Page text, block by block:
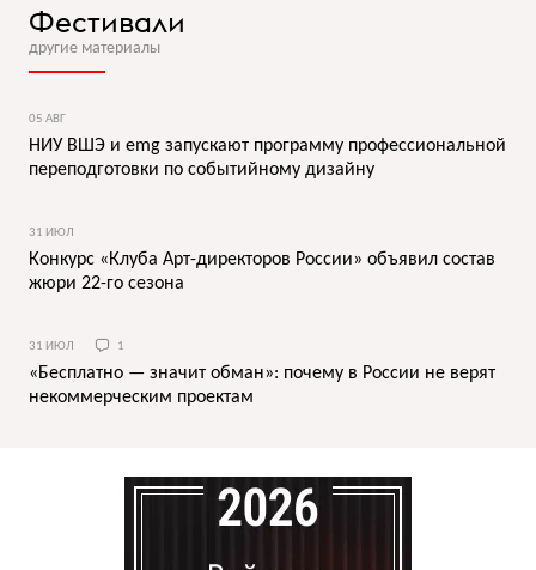
Фестивали
другие материалы
05 АВГ
НИУ ВШЭ и emg запускают программу профессиональной
переподготовки по событийному дизайну
31 ИЮЛ
Конкурс «Клуба Арт-директоров России» объявил состав
жюри 22-го сезона
31 ИЮЛ 1
«Бесплатно — значит обман»: почему в России не верят
некоммерческим проектам